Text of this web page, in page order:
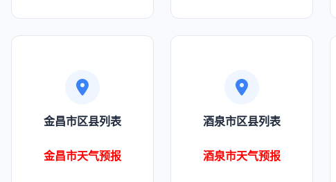
金昌市区县列表
金昌市天气预报
酒泉市区县列表
酒泉市天气预报